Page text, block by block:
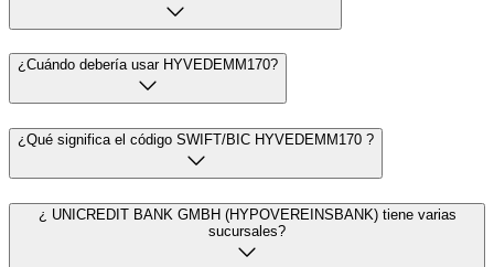
¿Cuándo debería usar HYVEDEMM170?
¿Qué significa el código SWIFT/BIC HYVEDEMM170 ?
¿ UNICREDIT BANK GMBH (HYPOVEREINSBANK) tiene varias
sucursales?